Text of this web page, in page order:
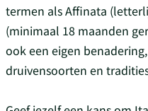
termen als Affinata
(minimaal 18 maanden
ook een eigen
druivensoorten en